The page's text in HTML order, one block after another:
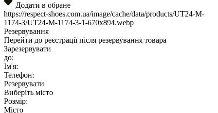
Додати в обране
https://respect-shoes.com.ua/image/cache/data/products/UT24-M-
1174-3/UT24-M-1174-3-1-670x894.webp
Резервування
Перейти до реєстрації після резервування товара
Зарезервувати
до:
Ім'я:
Телефон:
Резервувати
Виберіть місто
Розмір:
Місто